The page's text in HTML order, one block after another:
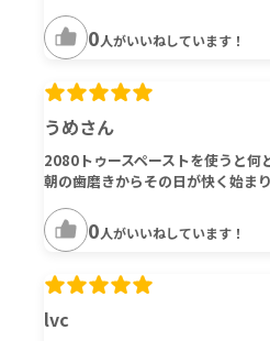
0人がいいねしています！
うめさん
2080トゥースペーストを使うと何
朝の歯磨きからその日が快く始まり
0人がいいねしています！
lvc